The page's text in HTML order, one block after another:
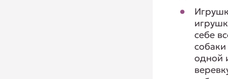
себе
одной